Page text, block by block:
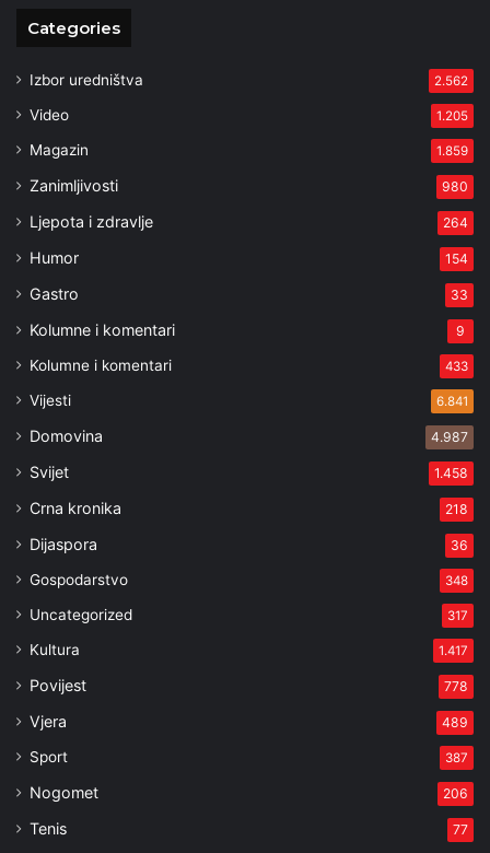
Categories
Izbor uredništva 2.562
Video 1.205
Magazin 1.859
Zanimljivosti 980
Ljepota i zdravlje 264
Humor 154
Gastro 33
Kolumne i komentari 9
Kolumne i komentari 433
Vijesti 6.841
Domovina 4.987
Svijet 1.458
Crna kronika 218
Dijaspora 36
Gospodarstvo 348
Uncategorized 317
Kultura 1.417
Povijest 778
Vjera 489
Sport 387
Nogomet 206
Tenis 77